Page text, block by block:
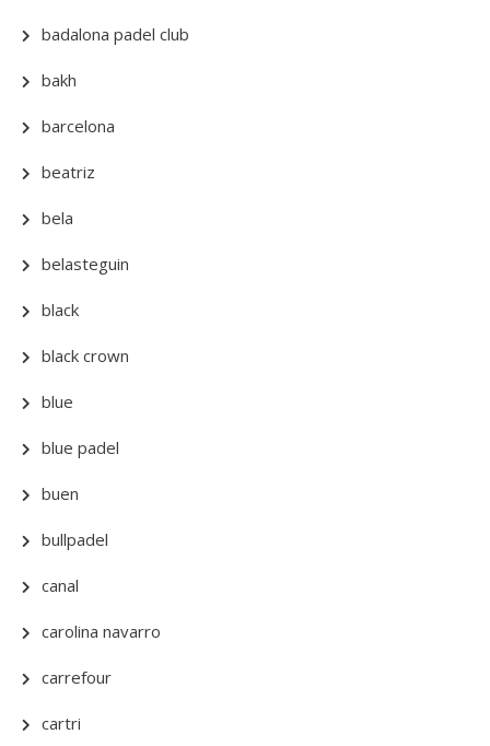
badalona padel club
bakh
barcelona
beatriz
bela
belasteguin
black
black crown
blue
blue padel
buen
bullpadel
canal
carolina navarro
carrefour
cartri